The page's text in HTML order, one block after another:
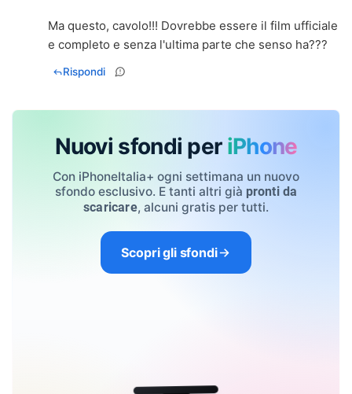
Ma questo, cavolo!!! Dovrebbe essere il film ufficiale
e completo e senza l'ultima parte che senso ha???
Rispondi
Nuovi sfondi per iPhone
Con iPhoneItalia+ ogni settimana un nuovo
sfondo esclusivo. E tanti altri già pronti da
scaricare, alcuni gratis per tutti.
Scopri gli sfondi